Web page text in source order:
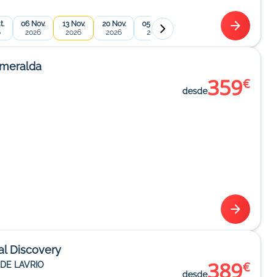
06 Nov.
2026
13 Nov.
2026
20 Nov.
2026
05 Mar.
2027
19 Mar.
2027
desde359€
Discovery
LAVRIO
desde389€